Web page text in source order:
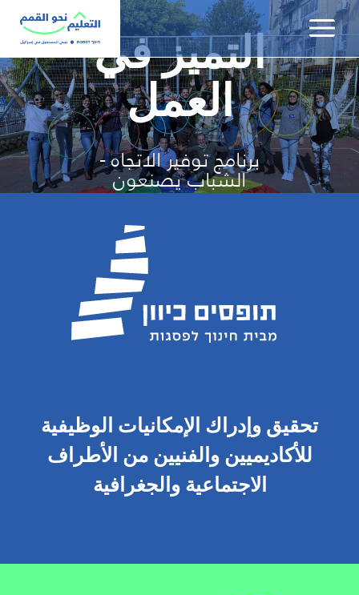
שִׂים
לֵב:
בְּאֲתָר
זֶה
מֻפְעֶלֶת
מַעֲרֶכֶת
נָגִישׁ
בִּקְלִיק
הַמְּסַיַּעַת
לִנְגִישׁוּת
التميز في
العمل
برنامج توفير الاتجاه -
الشباب يصنعون
مساراتهم المهنية
تحقيق وإدراك الإمكانيات الوظيفية
للأكاديميين والفنيين من الأطراف
الاجتماعية والجغرافية